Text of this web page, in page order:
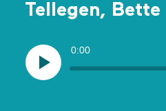
Tellegen, Bette
0:00